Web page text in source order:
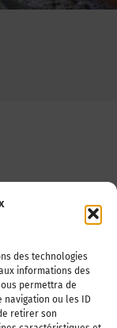
des technologies
informations des
permettra de
ou les ID
retirer son
Littoraux